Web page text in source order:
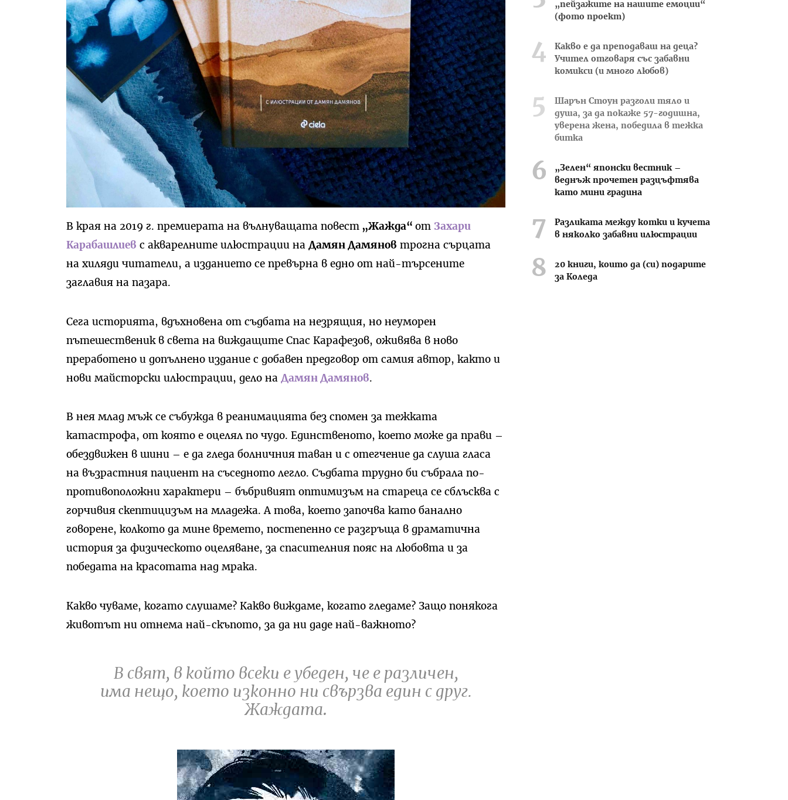
В края на 2019 г. премиерата на вълнуващата повест „Жажда“ от Захари
Карабашлиев с акварелните илюстрации на Дамян Дамянов трогна сърцата
на хиляди читатели, а изданието се превърна в едно от най-търсените
заглавия на пазара.
Сега историята, вдъхновена от съдбата на незрящия, но неуморен
пътешественик в света на виждащите Спас Карафезов, оживява в ново
преработено и допълнено издание с добавен предговор от самия автор, както и
нови майсторски илюстрации, дело на Дамян Дамянов.
В нея млад мъж се събужда в реанимацията без спомен за тежката
катастрофа, от която е оцелял по чудо. Единственото, което може да прави –
обездвижен в шини – е да гледа болничния таван и с отегчение да слуша гласа
на възрастния пациент на съседното легло. Съдбата трудно би събрала по-
противоположни характери – бъбривият оптимизъм на стареца се сблъсква с
горчивия скептицизъм на младежа. A това, което започва като банално
говорене, колкото да мине времето, постепенно се разгръща в драматична
история за физическото оцеляване, за спасителния пояс на любовта и за
победата на красотата над мрака.
Какво чуваме, когато слушаме? Какво виждаме, когато гледаме? Защо понякога
животът ни отнема най-скъпото, за да ни даде най-важното?
В свят, в който всеки е убеден, че е различен,
има нещо, което изконно ни свързва един с друг.
Жаждата.
„пейзажите на нашите емоции“
(фото проект)
Какво е да преподаваш на деца?
Учител отговаря със забавни
комикси (и много любов)
Шарън Стоун разголи тяло и
душа, за да покаже 57-годишна,
уверена жена, победила в тежка
битка
„Зелен“ японски вестник –
веднъж прочетен разцъфтява
като мини градина
Разликата между котки и кучета
в няколко забавни илюстрации
20 книги, които да (си) подарите
за Коледа